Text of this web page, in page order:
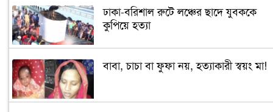
ঢাকা-বরিশাল রুটে লঞ্চের ছাদে যুবককে
কুপিয়ে হত্যা
বাবা, চাচা বা ফুফা নয়, হত্যাকারী স্বয়ং মা!